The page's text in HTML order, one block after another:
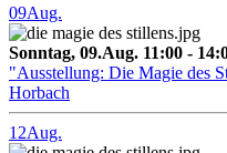
09Aug.
Sonntag, 09.Aug. 11:00 -
"Ausstellung: Die Magie des
Horbach
12Aug.